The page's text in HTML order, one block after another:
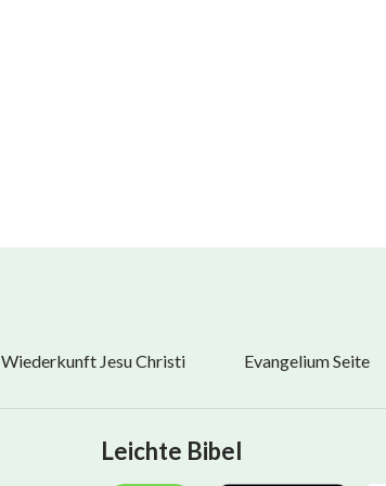
Wiederkunft Jesu Christi Evangelium Seite
Leichte Bibel